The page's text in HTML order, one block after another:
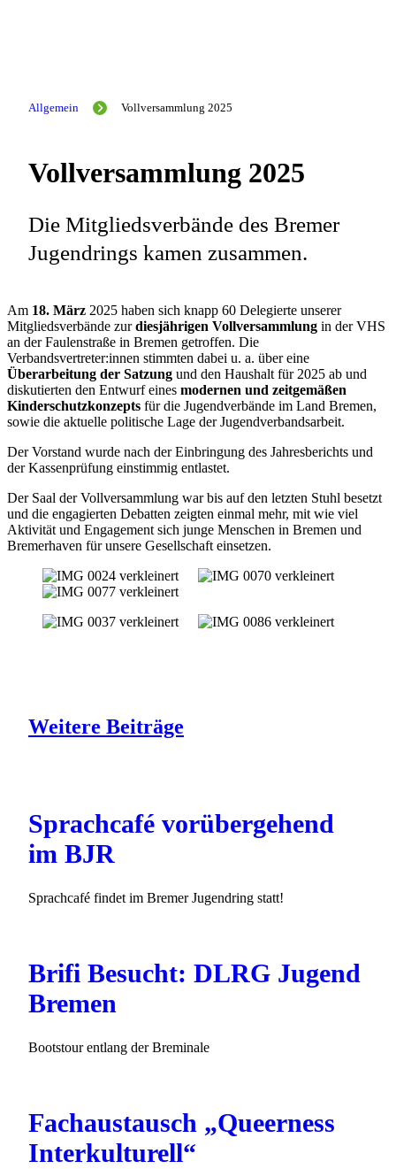
Vollversammlung 2025
Die Mitgliedsverbände des Bremer
Jugendrings kamen zusammen.
Allgemein Vollversammlung 2025
Am 18. März 2025 haben sich knapp 60 Delegierte unserer
Mitgliedsverbände zurdiesjährigen Vollversammlung in der VHS
an der Faulenstraße in Bremen getroffen. Die
Verbandsvertreter:innen stimmten dabei u. a. über eine
Überarbeitung der Satzung und den Haushalt für 2025 ab und
diskutierten den Entwurf eines modernen und zeitgemäßen
Kinderschutzkonzepts für die Jugendverbände im Land Bremen,
sowie die aktuelle politische Lage der Jugendverbandsarbeit.
Der Vorstand wurde nach der Einbringung des Jahresberichts und
der Kassenprüfung einstimmig entlastet.
Der Saal der Vollversammlung war bis auf den letzten Stuhl besetzt
und die engagierten Debatten zeigten einmal mehr, mit wie viel
Aktivität und Engagement sich junge Menschen in Bremen und
Bremerhaven für unsere Gesellschaft einsetzen.
Weitere Beiträge
Sprachcafé vorübergehend
im BJR
Sprachcafé findet im Bremer Jugendring statt!
Brifi Besucht: DLRG Jugend
Bremen
Bootstour entlang der Breminale
Fachaustausch „Queerness
Interkulturell“